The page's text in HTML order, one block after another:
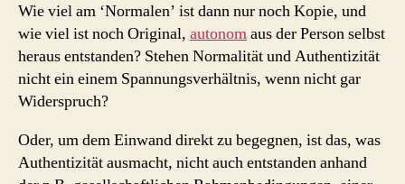
Wie viel am ‘Normalen’ ist dann nur noch Kopie, und
wie viel ist noch Original, autonomaus der Person selbst
heraus entstanden? Stehen Normalität und Authentizität
nicht ein einem Spannungsverhältnis, wenn nicht gar
Widerspruch?
Oder, um dem Einwand direkt zu begegnen, ist das, was
Authentizität ausmacht, nicht auch entstanden anhand